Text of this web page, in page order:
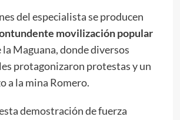
del especialista se producen
movilización popular
la Maguana, donde diversos
protagonizaron protestas y un
a la mina Romero.
demostración de fuerza